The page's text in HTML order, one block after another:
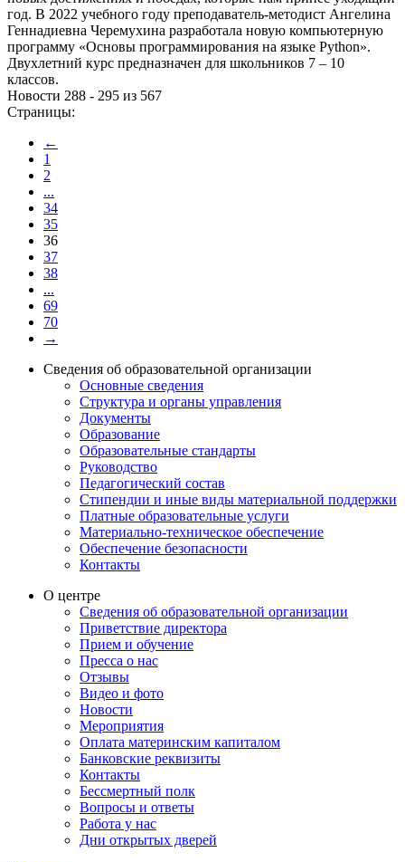
год. В 2022 учебного году преподаватель-методист Ангелина
Геннадиевна Черемухина разработала новую компьютерную
программу «Основы программирования на языке Python».
Двухлетний курс предназначен для школьников 7 – 10
классов.
Новости 288 - 295 из 567
Страницы:
←
1
2
...
34
35
36
37
38
...
69
70
→
Сведения об образовательной организации
Основные сведения
Структура и органы управления
Документы
Образование
Образовательные стандарты
Руководство
Педагогический состав
Стипендии и иные виды материальной поддержки
Платные образовательные услуги
Материально-техническое обеспечение
Обеспечение безопасности
Контакты
О центре
Сведения об образовательной организации
Приветствие директора
Прием и обучение
Пресса о нас
Отзывы
Видео и фото
Новости
Мероприятия
Оплата материнским капиталом
Банковские реквизиты
Контакты
Бессмертный полк
Вопросы и ответы
Работа у нас
Дни открытых дверей